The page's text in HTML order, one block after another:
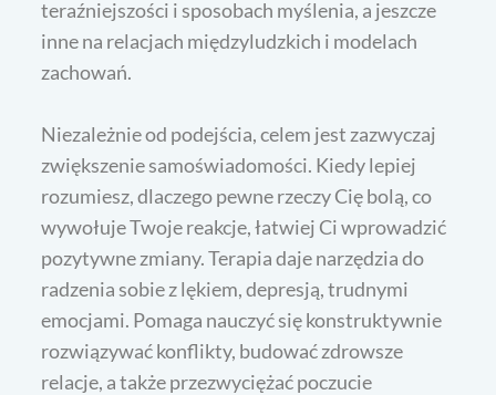
teraźniejszości i sposobach myślenia, a jeszcze
inne na relacjach międzyludzkich i modelach
zachowań.
Niezależnie od podejścia, celem jest zazwyczaj
zwiększenie samoświadomości. Kiedy lepiej
rozumiesz, dlaczego pewne rzeczy Cię bolą, co
wywołuje Twoje reakcje, łatwiej Ci wprowadzić
pozytywne zmiany. Terapia daje narzędzia do
radzenia sobie z lękiem, depresją, trudnymi
emocjami. Pomaga nauczyć się konstruktywnie
rozwiązywać konflikty, budować zdrowsze
relacje, a także przezwyciężać poczucie